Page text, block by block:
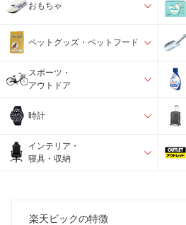
おもちゃ
ペットグッズ・ペットフード
スポーツ・
アウトドア
時計
インテリア・
寝具・収納
楽天ビックの特徴